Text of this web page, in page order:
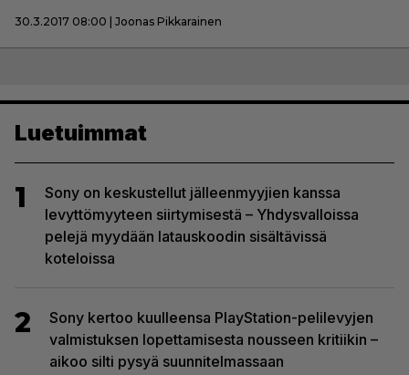
30.3.2017 08:00 | Joonas Pikkarainen
Luetuimmat
1
Sony on keskustellut jälleenmyyjien kanssa
levyttömyyteen siirtymisestä – Yhdysvalloissa
pelejä myydään latauskoodin sisältävissä
koteloissa
2
Sony kertoo kuulleensa PlayStation-pelilevyjen
valmistuksen lopettamisesta nousseen kritiikin –
aikoo silti pysyä suunnitelmassaan